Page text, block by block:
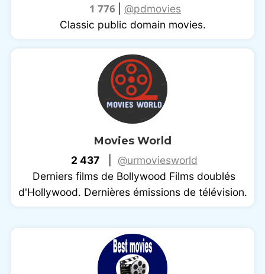
1 776
@pdmovies
Classic public domain movies.
Movies World
2 437| @urmoviesworld
Derniers films de Bollywood Films doublés
d'Hollywood. Dernières émissions de télévision.